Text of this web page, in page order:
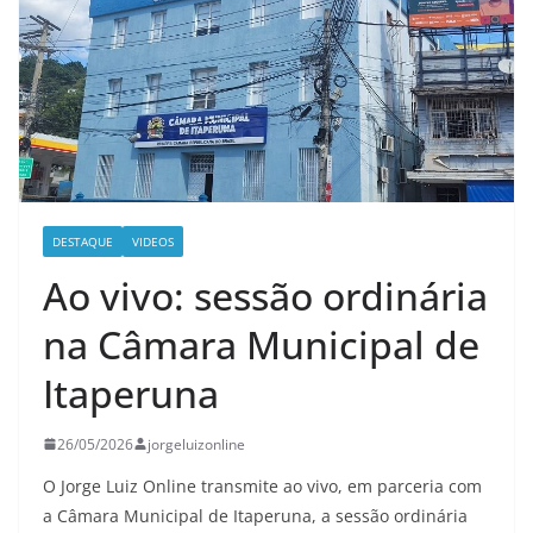
DESTAQUE VIDEOS
Ao vivo: sessão ordinária
na Câmara Municipal de
Itaperuna
26/05/2026 jorgeluizonline
O Jorge Luiz Online transmite ao vivo, em parceria com
a Câmara Municipal de Itaperuna, a sessão ordinária